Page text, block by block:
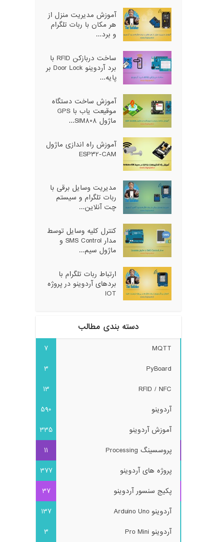
آموزش مدیریت منزل از
هر مکان با ربات تلگرام
و برد...
ساخت دربازکن RFID با
برد آردوینو Door Lock بر
پایه...
آموزش ساخت دستگاه
موقیعت یاب با GPS
ماژول SIM808...
آموزش راه اندازی ماژول
ESP32-CAM
مدیریت وسایل برقی با
ربات تلگرام و سیستم
چت آنلاین...
کنترل کلیه وسایل توسط
مدار SMS Control و
ماژول سیم...
ارتباط ربات تلگرام با
بردهای آردوینو در پروژه
IOT
دسته بندی مطالب
MQTT
7
PyBoard
3
RFID / NFC
13
آردوینو
590
آموزش آردوینو
335
پروسسینگ Processing
11
پروژه های آردوینو
377
پکیج سنسور آردوینو
37
آردوینو Arduino Uno
137
آردوینو Pro Mini
3